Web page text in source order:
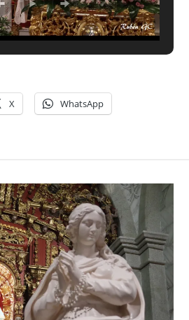
X WhatsApp